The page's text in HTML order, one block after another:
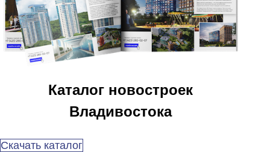
Каталог новостроек
Владивостока
Скачать каталог